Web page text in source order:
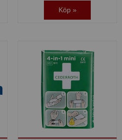
Köp »